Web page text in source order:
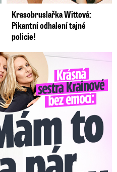
Krasobruslařka Wittová:
Pikantní odhalení tajné
policie!
Mám to za pár…